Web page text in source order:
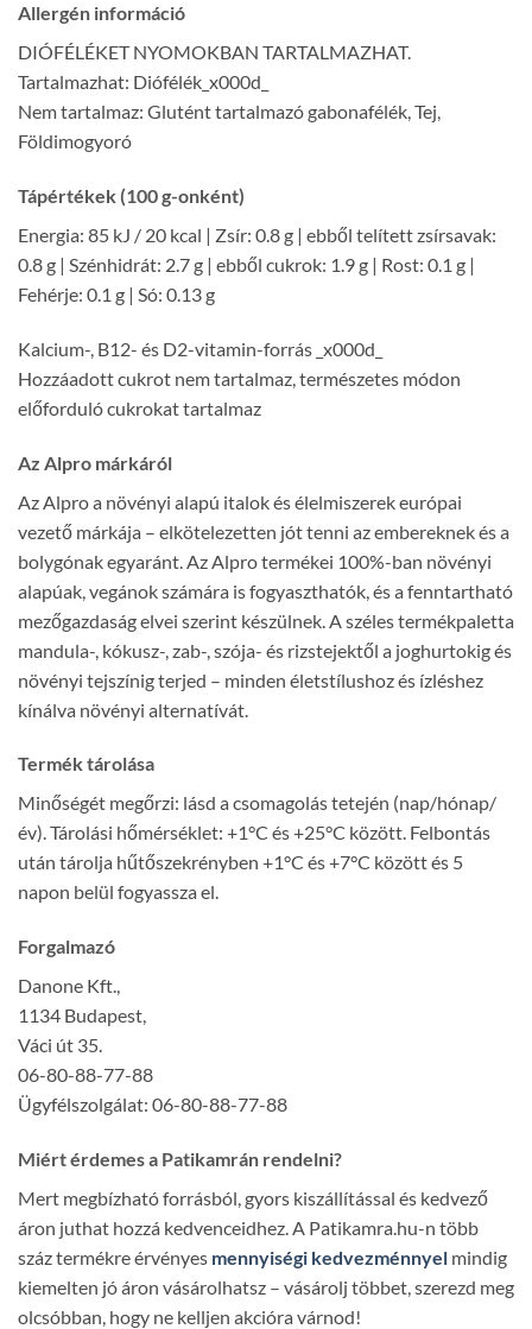
Allergén információ
DIÓFÉLÉKET NYOMOKBAN TARTALMAZHAT.
Tartalmazhat: Diófélék_x000d_
Nem tartalmaz: Glutént tartalmazó gabonafélék, Tej,
Földimogyoró
Tápértékek (100 g-onként)
Energia: 85 kJ / 20 kcal | Zsír: 0.8 g | ebből telített zsírsavak:
0.8 g | Szénhidrát: 2.7 g | ebből cukrok: 1.9 g | Rost: 0.1 g |
Fehérje: 0.1 g | Só: 0.13 g
Kalcium-, B12- és D2-vitamin-forrás _x000d_
Hozzáadott cukrot nem tartalmaz, természetes módon
előforduló cukrokat tartalmaz
Az Alpro márkáról
Az Alpro a növényi alapú italok és élelmiszerek európai
vezető márkája – elkötelezetten jót tenni az embereknek és a
bolygónak egyaránt. Az Alpro termékei 100%-ban növényi
alapúak, vegánok számára is fogyaszthatók, és a fenntartható
mezőgazdaság elvei szerint készülnek. A széles termékpaletta
mandula-, kókusz-, zab-, szója- és rizstejektől a joghurtokig és
növényi tejszínig terjed – minden életstílushoz és ízléshez
kínálva növényi alternatívát.
Termék tárolása
Minőségét megőrzi: lásd a csomagolás tetején (nap/hónap/
év). Tárolási hőmérséklet: +1°C és +25°C között. Felbontás
után tárolja hűtőszekrényben +1°C és +7°C között és 5
napon belül fogyassza el.
Forgalmazó
Danone Kft.,
1134 Budapest,
Váci út 35.
06-80-88-77-88
Ügyfélszolgálat: 06-80-88-77-88
Miért érdemes a Patikamrán rendelni?
Mert megbízható forrásból, gyors kiszállítással és kedvező
áron juthat hozzá kedvenceidhez. A Patikamra.hu-n több
száz termékre érvényes mennyiségi kedvezménnyel mindig
kiemelten jó áron vásárolhatsz – vásárolj többet, szerezd meg
olcsóbban, hogy ne kelljen akcióra várnod!